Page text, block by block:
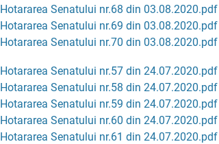
Hotararea Senatului nr.68 din 03.08.2020.pdf
Hotararea Senatului nr.69 din 03.08.2020.pdf
Hotararea Senatului nr.70 din 03.08.2020.pdf
Hotararea Senatului nr.57 din 24.07.2020.pdf
Hotararea Senatului nr.58 din 24.07.2020.pdf
Hotararea Senatului nr.59 din 24.07.2020.pdf
Hotararea Senatului nr.60 din 24.07.2020.pdf
Hotararea Senatului nr.61 din 24.07.2020.pdf